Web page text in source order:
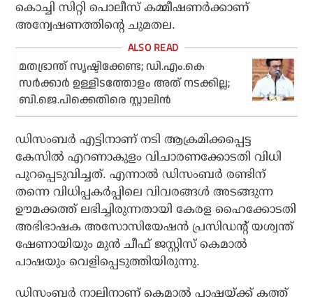
കൊച്ചി സിറ്റി പൊലീസ് കമ്മീഷണര്‍ക്കാണ്
അന്വേഷണത്തിന്റെ ചുമതല.
മതഭ്രാന്ത് സൃഷ്ടിക്കേണ്ട; ഡി.എം.കെ
സര്‍ക്കാര്‍ ഉള്ളിടത്തോളം അത് നടക്കില്ല;
ബി.ജെ.പിക്കെതിരെ സ്റ്റാലിന്‍
ഡിസംബര്‍ എട്ടിനാണ് നടി ആക്രമിക്കപ്പെട്ട
കേസില്‍ എറണാകുളം വിചാരണക്കോടതി വിധി
പുറപ്പെടുവിച്ചത്. എന്നാല്‍ ഡിസംബര്‍ രണ്ടിന്
തന്നെ വിധിപ്പകര്‍പ്പിലെ വിവരങ്ങള്‍ അടങ്ങുന്ന
ഊമക്കത്ത് ലഭിച്ചിരുന്നതായി കേരള ഹൈക്കോടതി
അഭിഭാഷക അസോസിയേഷന്‍ പ്രസിഡന്റ് യശ്വന്ത്
ഷേണായിയും മുന്‍ ചീഫ് ജസ്റ്റിസ് കെമാല്‍
പാഷയും വെളിപ്പെടുത്തിയിരുന്നു.
ഡിസംബര്‍ നാലിനാണ് കെമാല്‍ പാഷയ്ക്ക് കത്ത്